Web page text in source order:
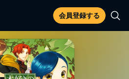
会員登録する